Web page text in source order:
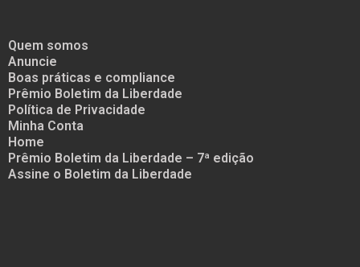
Quem somos
Anuncie
Boas práticas e compliance
Prêmio Boletim da Liberdade
Política de Privacidade
Minha Conta
Home
Prêmio Boletim da Liberdade – 7ª edição
Assine o Boletim da Liberdade